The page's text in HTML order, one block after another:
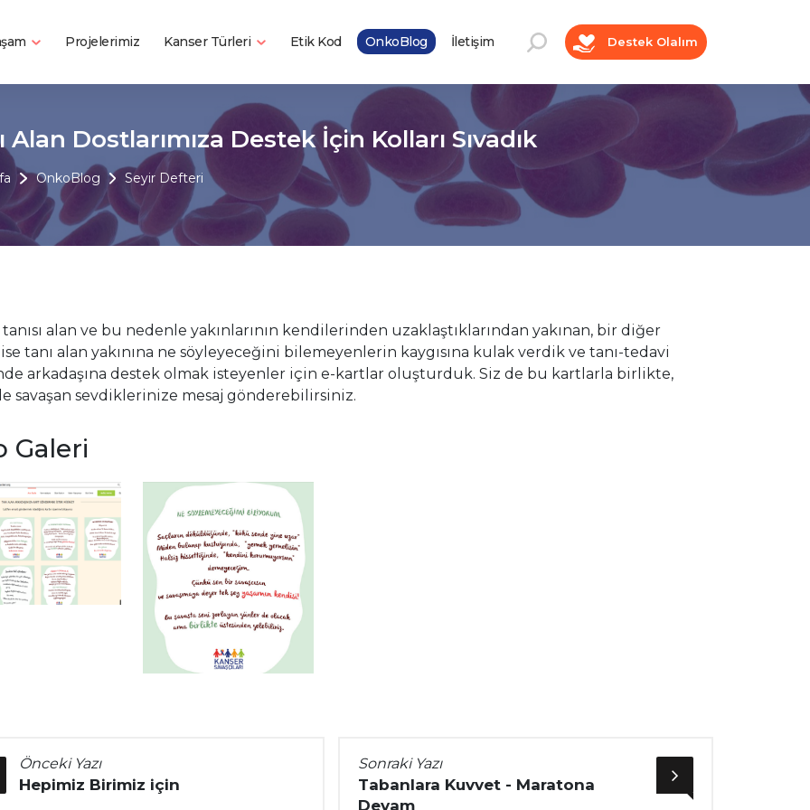
Projelerimiz Kanser Türleri Etik Kod OnkoBlog İletişim Destek Olalım
Alan Dostlarımıza Destek İçin Kolları Sıvadık
OnkoBlog Seyir Defteri
tanısı alan ve bu nedenle yakınlarının kendilerinden uzaklaştıklarından yakınan, bir diğer
tanı alan yakınına ne söyleyeceğini bilemeyenlerin kaygısına kulak verdik ve tanı-tedavi
arkadaşına destek olmak isteyenler için e-kartlar oluşturduk. Siz de bu kartlarla birlikte,
savaşan sevdiklerinize mesaj gönderebilirsiniz.
Galeri
Önceki Yazı
Hepimiz Birimiz için
Sonraki Yazı
Tabanlara Kuvvet - Maratona
Devam